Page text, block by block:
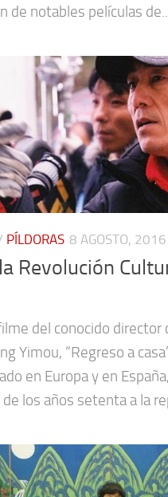
de notables películas
PÍLDORAS 8 AGOSTO, 2016
Revolución
del conocido director
Yimou, “Regreso a
en Europa y en
los años setenta a la